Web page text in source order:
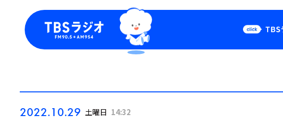
Podcast
2022.10.29 土曜日 14:32